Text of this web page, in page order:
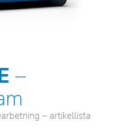
–
– artikellista